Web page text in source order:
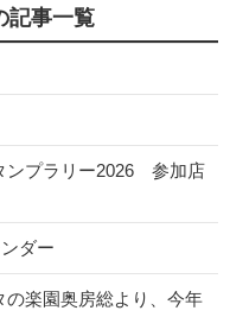
記事一覧
ンプラリー2026 参加店
ダー
の楽園奥房総より、今年